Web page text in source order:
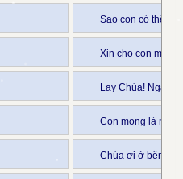
Sao con có thể
Xin cho con một
Lạy Chúa! Ngài
Con mong là
Chúa ơi ở bên